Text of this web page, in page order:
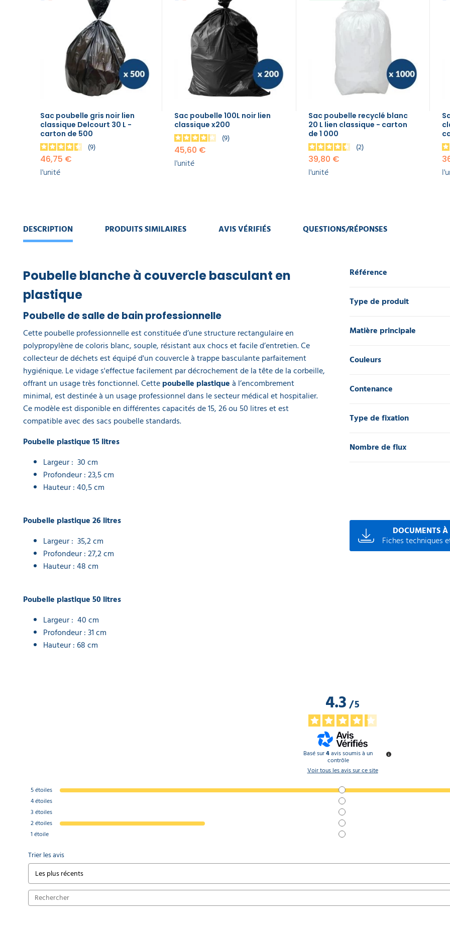
ÉCOLOGIQUE
poubelle
100L noir
x200
45,60 €
l'unité
Sac
poubelle
de 1 000
39,80 €
Sac
poubelle
gris noir
lien
classique
Delcourt
50 L -
carton
de 250
36,30 €
l'unité
Sac poubelle gris noir lien
classique Delcourt 30 L -
carton de 500
9
46,75 €
l'unité
Sac poubelle 100L noir lien
classique x200
9
45,60 €
l'unité
Sac poubelle recyclé blanc
20 L lien classique - carton
de 1 000
2
39,80 €
l'unité
DESCRIPTION PRODUITS SIMILAIRES AVIS VÉRIFIÉS QUESTIONS/RÉPONSES
Poubelle blanche à couvercle basculant en
plastique
Poubelle de salle de bain professionnelle
Cette poubelle professionnelle est constituée d’une structure rectangulaire en
polypropylène de coloris blanc, souple, résistant aux chocs et facile d’entretien. Ce
collecteur de déchets est équipé d'un couvercle à trappe basculante parfaitement
hygiénique. Le vidage s'effectue facilement par décrochement de la tête de la corbeille,
offrant un usage très fonctionnel. Cettepoubelle plastiqueà l’encombrement
minimal, est destinée à un usage professionnel dans le secteur médical et hospitalier.
Ce modèle est disponible en différentes capacités de 15, 26 ou 50 litres et est
compatible avec des sacs poubelle standards.
Poubelle plastique 15 litres
Largeur : 30 cm
Profondeur : 23,5 cm
Hauteur : 40,5 cm
Poubelle plastique 26 litres
Largeur : 35,2 cm
Profondeur : 27,2 cm
Hauteur : 48 cm
Poubelle plastique 50 litres
Largeur : 40 cm
Profondeur : 31 cm
Hauteur : 68 cm
Référence
Type de produit
Matière principale
Couleurs
Contenance
Type de fixation
Nombre de flux
DOCUMENTS
Fiches techniques
4.3/5
Basé sur4avis soumis à un
contrôle
Voir tous les avis sur ce site
5étoiles
4étoiles
3 étoiles
2étoiles
1 étoile
Trier les avis